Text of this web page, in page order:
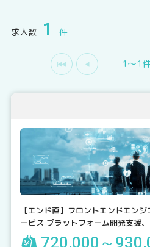
求人数 1 件
1〜1
【エンド直】フロントエンドエン
ービス プラットフォーム開発支援
720,000～